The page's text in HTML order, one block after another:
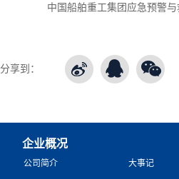
中国船舶重工集团应急预警
分享到：
企业概况
公司简介 大事记